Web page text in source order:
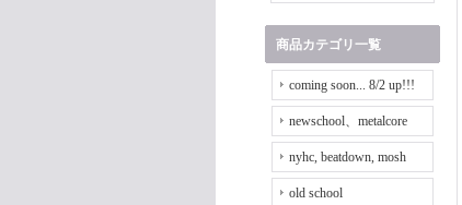
商品カテゴリ一覧
coming soon... 8/2 up!!!
newschool、metalcore
nyhc, beatdown, mosh
old school